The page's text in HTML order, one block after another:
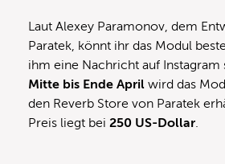
Laut Alexey Paramonov, dem
Paratek, könnt ihr das Modul
ihm eine Nachricht auf Instagram
Mitte bis Ende April wird das
den Reverb Store von Paratek
Preis liegt bei 250 US-Dollar